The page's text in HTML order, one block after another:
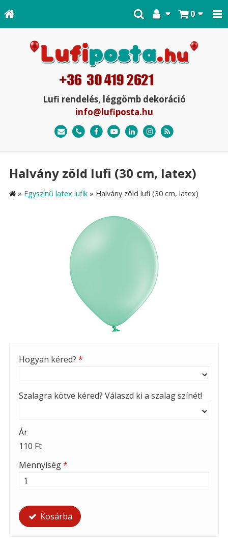
0
Lufi rendelés, léggömb dekoráció
info@lufiposta.hu
Halvány zöld lufi (30 cm, latex)
» Egyszínű latex lufik » Halvány zöld lufi (30 cm, latex)
Hogyan kéred? *
Szalagra kötve kéred? Válaszd ki a szalag színét!
Ár
110 Ft
Mennyiség*
Kosárba